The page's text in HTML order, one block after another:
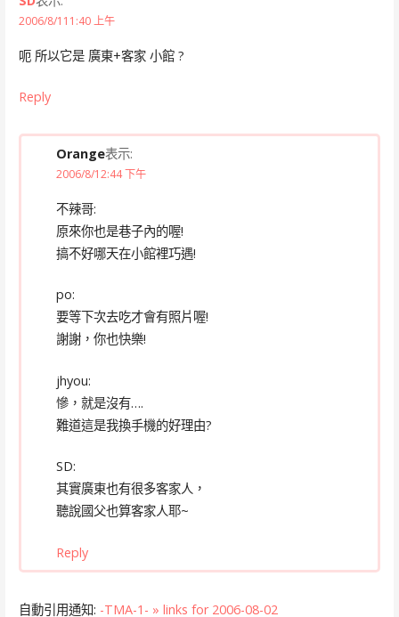
2006/8/111:40 上午
呃 所以它是 廣東+客家 小館 ?
Reply
Orange表示:
2006/8/12:44 下午
不辣哥:
原來你也是巷子內的喔!
搞不好哪天在小館裡巧遇!
po:
要等下次去吃才會有照片喔!
謝謝，你也快樂!
jhyou:
慘，就是沒有….
難道這是我換手機的好理由?
SD:
其實廣東也有很多客家人，
聽說國父也算客家人耶~
Reply
自動引用通知: -TMA-1- » links for 2006-08-02